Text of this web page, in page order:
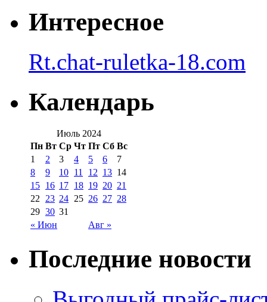
Интересное
Rt.chat-ruletka-18.com
Календарь
Июль 2024
Пн Вт Ср Чт Пт Сб Вс
« Июн Авг »
1 2 3 4 5 6
7
8
9 10 11 12 13 14
15 16 17 18 19 20 21
22
23 24 25 26 27 28
29 30 31
Последние новости